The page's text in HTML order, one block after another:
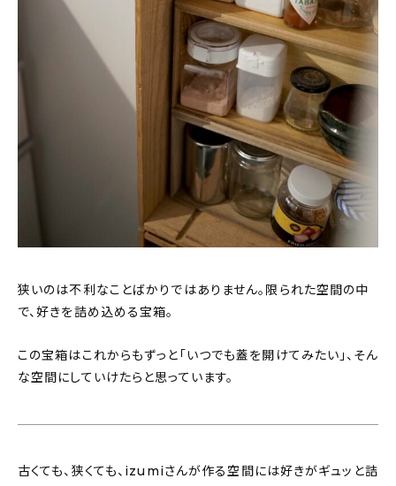
狭いのは不利なことばかりではありません。限られた空間の中
で、好きを詰め込める宝箱。
この宝箱はこれからもずっと「いつでも蓋を開けてみたい」、そん
な空間にしていけたらと思っています。
古くても、狭くても、izumiさんが作る空間には好きがギュッと詰